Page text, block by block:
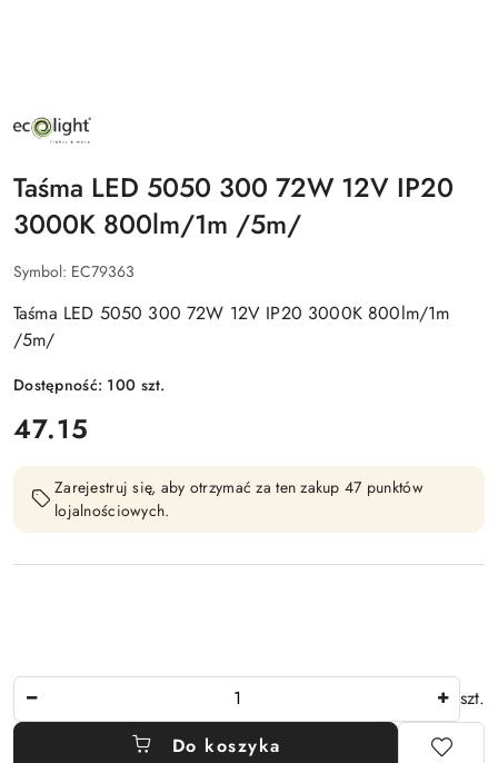
NAZWA
PRODUCENTA:
Taśma LED 5050 300 72W 12V IP20
3000K 800lm/1m /5m/
Symbol: EC79363
Taśma LED 5050 300 72W 12V IP20 3000K 800lm/1m
/5m/
Dostępność: 100 szt.
cena:
47.15
Zarejestruj się, aby otrzymać za ten zakup 47 punktów
lojalnościowych.
szt.
Do koszyka